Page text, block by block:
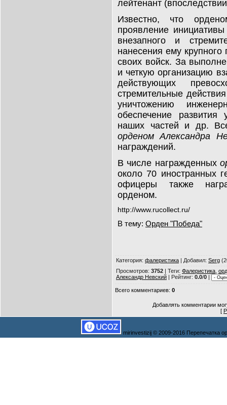
лейтенант
Известно, что
проявление
внезапного и
нанесения ему
своих войск. За
и четкую организацию
действующих
стремительные
уничтожению
обеспечение развития
наших частей и др.
орденом Александра
награждений.
В числе награжденных
около 70 иностранных
офицеры также
орденом.
http://www.rucollect.ru/
В тему: Орден "Победа"
Категория: фалеристика | Добавил: Serg
Просмотров: 3752 | Теги: Фалеристика
Александр Невский | Рейтинг: 0.0/0 |
Всего комментариев: 0
Добавлять комментарии
[
mirinvestizij © 2009-2016 Перепечатка